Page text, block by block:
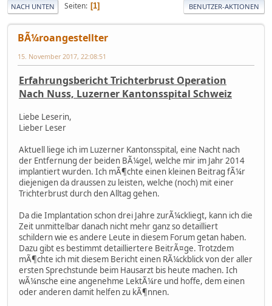
NACH UNTEN Seiten 1 BENUTZER-AKTIONEN
BÃ¼roangestellter
15. November 2017, 22:08:51
Erfahrungsbericht Trichterbrust Operation
Nach Nuss, Luzerner Kantonsspital Schweiz
Liebe Leserin,
Lieber Leser
Aktuell liege ich im Luzerner Kantonsspital, eine Nacht nach
der Entfernung der beiden BÃ¼gel, welche mir im Jahr 2014
implantiert wurden. Ich mÃ¶chte einen kleinen Beitrag fÃ¼r
diejenigen da draussen zu leisten, welche (noch) mit einer
Trichterbrust durch den Alltag gehen.
Da die Implantation schon drei Jahre zurÃ¼ckliegt, kann ich die
Zeit unmittelbar danach nicht mehr ganz so detailliert
schildern wie es andere Leute in diesem Forum getan haben.
Dazu gibt es bestimmt detailliertere BeitrÃ¤ge. Trotzdem
mÃ¶chte ich mit diesem Bericht einen RÃ¼ckblick von der aller
ersten Sprechstunde beim Hausarzt bis heute machen. Ich
wÃ¼nsche eine angenehme LektÃ¼re und hoffe, dem einen
oder anderen damit helfen zu kÃ¶nnen.